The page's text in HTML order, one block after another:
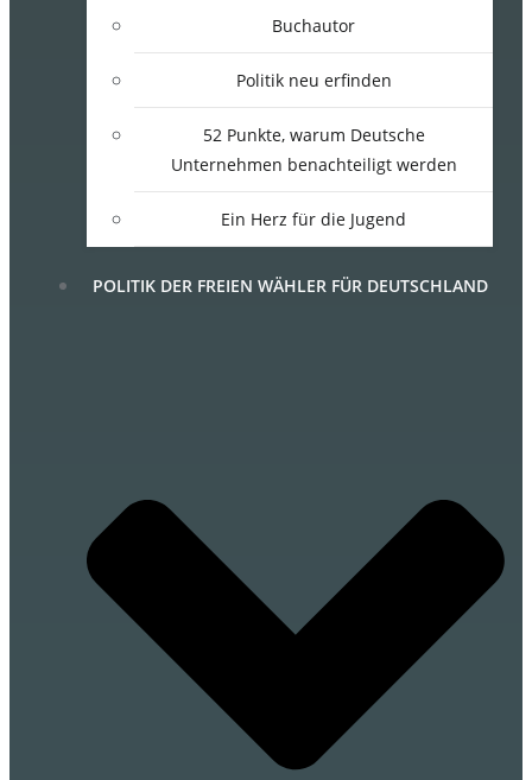
Buchautor
Politik neu erfinden
52 Punkte, warum Deutsche
Unternehmen benachteiligt werden
Ein Herz für die Jugend
POLITIK DER FREIEN WÄHLER FÜR DEUTSCHLAND